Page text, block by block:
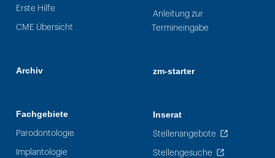
Erste Hilfe
CME Übersicht
Archiv
Fachgebiete
Parodontologie
Implantologie
Anleitung zur
Termineingabe
zm-starter
Inserat
Stellenangebote
Stellengesuche